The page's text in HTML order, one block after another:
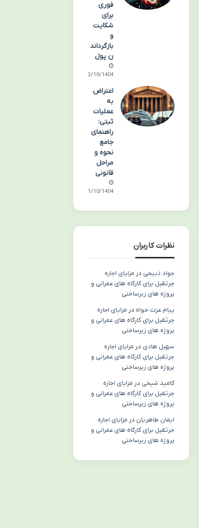
فوری
برای
شکایت
و
بازگرداند
ن پول
02/10/1404
اعتراض
به
عملیات
ثبتی:
راهنمای
جامع
نحوه و
مراحل
قانونی
01/10/1404
نظرات کاربران
جواد ذبیحی در مزایای اجاره
جرثقیل برای کارگاه های عمرانی و
پروژه های زیرساختی
پیام عزت خواه در مزایای اجاره
جرثقیل برای کارگاه های عمرانی و
پروژه های زیرساختی
سهیل هادی در مزایای اجاره
جرثقیل برای کارگاه های عمرانی و
پروژه های زیرساختی
کامید شیخی در مزایای اجاره
جرثقیل برای کارگاه های عمرانی و
پروژه های زیرساختی
ایمان طاهریان در مزایای اجاره
جرثقیل برای کارگاه های عمرانی و
پروژه های زیرساختی